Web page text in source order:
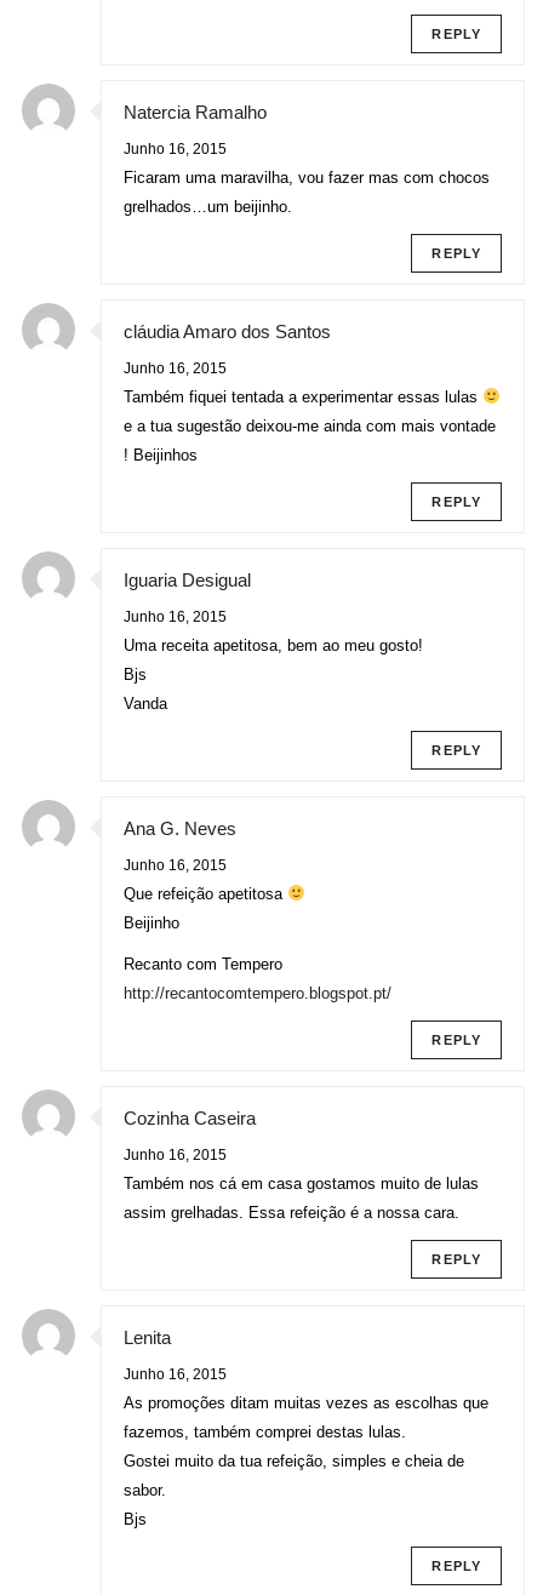
REPLY
Natercia Ramalho
Junho 16, 2015
Ficaram uma maravilha, vou fazer mas com chocos
grelhados…um beijinho.
REPLY
cláudia Amaro dos Santos
Junho 16, 2015
Também fiquei tentada a experimentar essas lulas
e a tua sugestão deixou-me ainda com mais vontade
! Beijinhos
REPLY
Iguaria Desigual
Junho 16, 2015
Uma receita apetitosa, bem ao meu gosto!
Bjs
Vanda
REPLY
Ana G. Neves
Junho 16, 2015
Que refeição apetitosa
Beijinho
Recanto com Tempero
http://recantocomtempero.blogspot.pt/
REPLY
Cozinha Caseira
Junho 16, 2015
Também nos cá em casa gostamos muito de lulas
assim grelhadas. Essa refeição é a nossa cara.
REPLY
Lenita
Junho 16, 2015
As promoções ditam muitas vezes as escolhas que
fazemos, também comprei destas lulas.
Gostei muito da tua refeição, simples e cheia de
sabor.
Bjs
REPLY